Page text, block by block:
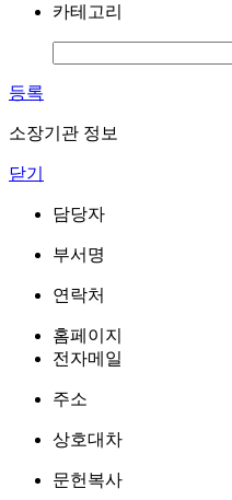
카테고리
등록
소장기관 정보
닫기
담당자
부서명
연락처
홈페이지
전자메일
주소
상호대차
문헌복사